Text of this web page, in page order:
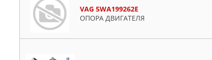
VAG 5WA199262E
ОПОРА ДВИГАТЕЛЯ